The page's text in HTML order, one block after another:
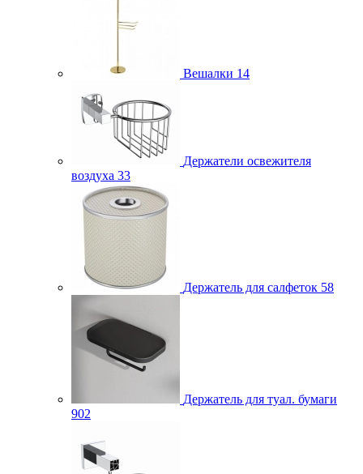
Вешалки 14
Держатели освежителя
воздуха 33
Держатель для салфеток 58
Держатель для туал. бумаги
902